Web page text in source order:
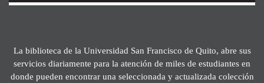
La biblioteca de la Universidad San Francisco de Quito, abre sus
servicios diariamente para la atención de miles de estudiantes en
donde pueden encontrar una seleccionada y actualizada colección